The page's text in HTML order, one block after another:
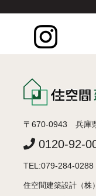
〒670-0943 兵庫
0120-92-
TEL:079-284-
住空間建築設計（株